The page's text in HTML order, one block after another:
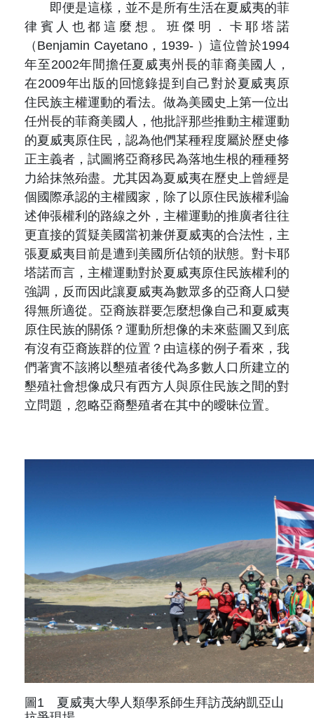
即便是這樣，並不是所有生活在夏威夷的菲
律賓人也都這麼想。班傑明．卡耶塔諾
（Benjamin Cayetano，1939- ）這位曾於1994
年至2002年間擔任夏威夷州長的菲裔美國人，
在2009年出版的回憶錄提到自己對於夏威夷原
住民族主權運動的看法。做為美國史上第一位出
任州長的菲裔美國人，他批評那些推動主權運動
的夏威夷原住民，認為他們某種程度屬於歷史修
正主義者，試圖將亞裔移民為落地生根的種種努
力給抹煞殆盡。尤其因為夏威夷在歷史上曾經是
個國際承認的主權國家，除了以原住民族權利論
述伸張權利的路線之外，主權運動的推廣者往往
更直接的質疑美國當初兼併夏威夷的合法性，主
張夏威夷目前是遭到美國所佔領的狀態。對卡耶
塔諾而言，主權運動對於夏威夷原住民族權利的
強調，反而因此讓夏威夷為數眾多的亞裔人口變
得無所適從。亞裔族群要怎麼想像自己和夏威夷
原住民族的關係？運動所想像的未來藍圖又到底
有沒有亞裔族群的位置？由這樣的例子看來，我
們著實不該將以墾殖者後代為多數人口所建立的
墾殖社會想像成只有西方人與原住民族之間的對
立問題，忽略亞裔墾殖者在其中的曖昧位置。
圖1 夏威夷大學人類學系師生拜訪茂納凱亞山